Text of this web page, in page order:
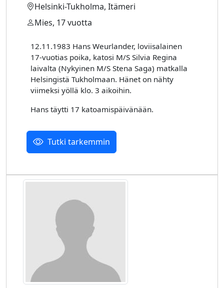
Helsinki-Tukholma, Itämeri
Mies, 17 vuotta
12.11.1983 Hans Weurlander, loviisalainen
17-vuotias poika, katosi M/S Silvia Regina
laivalta (Nykyinen M/S Stena Saga) matkalla
Helsingistä Tukholmaan. Hänet on nähty
viimeksi yöllä klo. 3 aikoihin.
Hans täytti 17 katoamispäivänään.
Tutki tarkemmin